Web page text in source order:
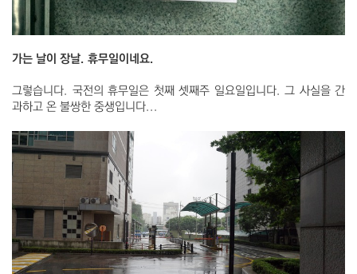
가는 날이 장날. 휴무일이네요.
그렇습니다. 국전의 휴무일은 첫째 셋째주 일요일입니다. 그 사실을 간
과하고 온 불쌍한 중생입니다...